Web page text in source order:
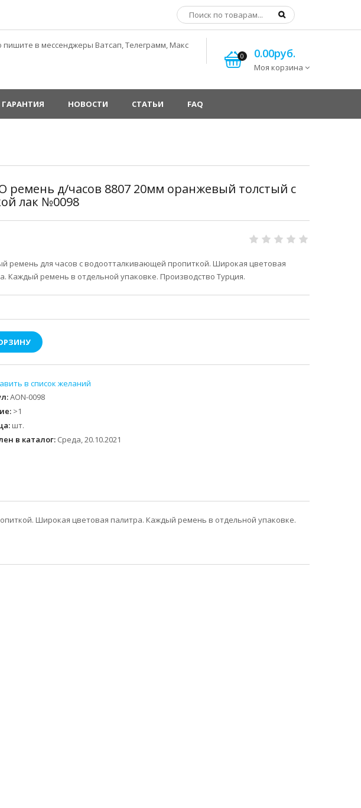
пишите в мессенджеры Ватсап, Телеграмм, Макс
0 0.00руб.
Моя корзина
ГАРАНТИЯ НОВОСТИ СТАТЬИ FAQ
ремень д/часов 8807 20мм оранжевый толстый с
лак №0098
ремень для часов с водоотталкивающей пропиткой. Широкая цветовая
Каждый ремень в отдельной упаковке. Производство Турция.
:AON-0098
: >1
: шт.
в каталог: Среда, 20.10.2021
Широкая цветовая палитра. Каждый ремень в отдельной упаковке.